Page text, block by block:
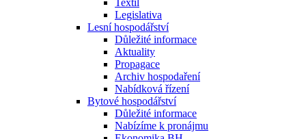
Textil
Legislativa
Lesní hospodářství
Důležité informace
Aktuality
Propagace
Archiv hospodaření
Nabídková řízení
Bytové hospodářství
Důležité informace
Nabízíme k pronájmu